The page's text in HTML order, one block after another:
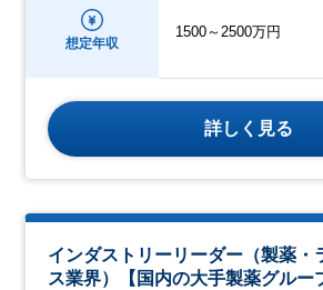
想定年収
1500～2500万円
詳しく見る
インダストリーリーダー（製薬・
ス業界）【国内の大手製薬グルー